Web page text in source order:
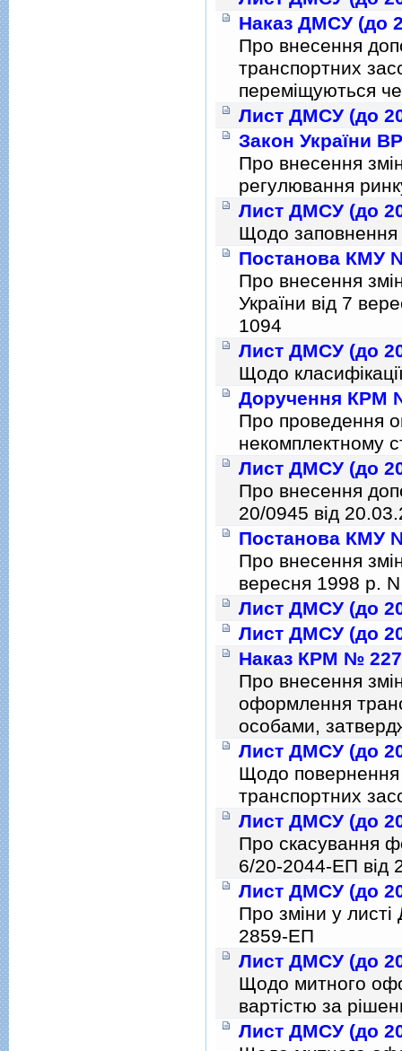
Наказ ДМСУ (до
Про внесення
транспортних
перемiщуються
Лист ДМСУ (до
Закон України
Про внесення
регулювання
Лист ДМСУ (до
Щодо
Постанова КМУ
Про внесення
України вiд 7
1094
Лист ДМСУ (до
Щодо
Доручення КРМ
Про проведення
некомплектному
Лист ДМСУ (до
Про внесення
20/0945 вiд
Постанова КМУ
Про внесення
вересня 1998 р.
Лист ДМСУ (до
Лист ДМСУ (до
Наказ КРМ № 227
Про внесення
оформлення
особами,
Лист ДМСУ (до
Щодо
транспортних
Лист ДМСУ (до
Про скасування
6/20-2044-ЕП вiд
Лист ДМСУ (до
Про змiни у листi
2859-ЕП
Лист ДМСУ (до
Щодо митного
вартiстю за
Лист ДМСУ (до